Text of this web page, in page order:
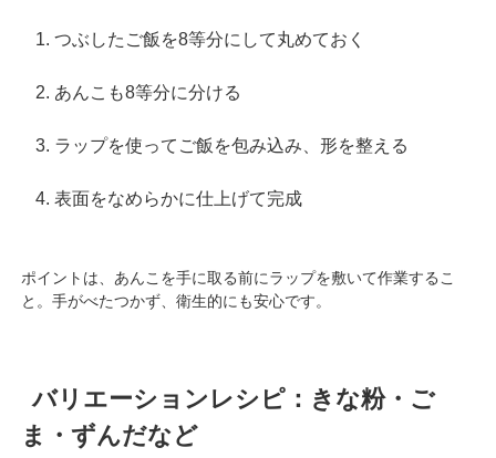
つぶしたご飯を8等分にして丸めておく
あんこも8等分に分ける
ラップを使ってご飯を包み込み、形を整える
表面をなめらかに仕上げて完成
ポイントは、あんこを手に取る前にラップを敷いて作業するこ
と。手がべたつかず、衛生的にも安心です。
バリエーションレシピ：きな粉・ご
ま・ずんだなど